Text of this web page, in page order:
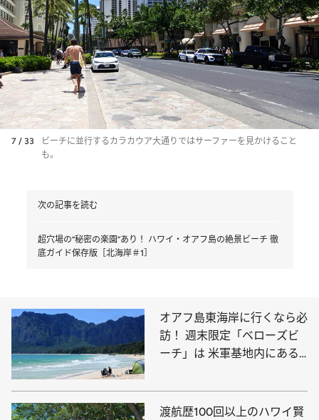
7 / 33
ビーチに並行するカラカウア大通りではサーファーを見かけること
も。
次の記事を読む
超穴場の“秘密の楽園”あり！ ハワイ・オアフ島の絶景ビーチ 徹
底ガイド保存版［北海岸＃1］
オアフ島東海岸に行くなら必
訪！ 週末限定「ベローズビ
ーチ」は 米軍基地内にある
渡航歴100回以上のハワイ賢